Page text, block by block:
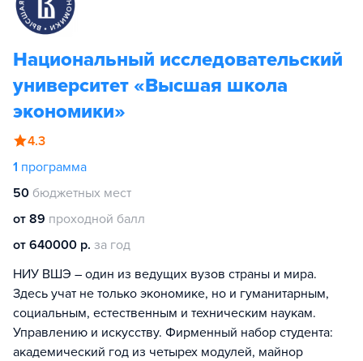
Национальный исследовательский
университет «Высшая школа
экономики»
4.3
1 программа
50 бюджетных мест
от 89 проходной балл
от 640000 р. за год
НИУ ВШЭ – один из ведущих вузов страны и мира.
Здесь учат не только экономике, но и гуманитарным,
социальным, естественным и техническим наукам.
Управлению и искусству. Фирменный набор студента:
академический год из четырех модулей, майнор